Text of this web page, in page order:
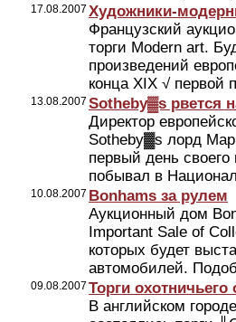
17.08.2007 Художники-
Французский
торги Modern art.
произведений
конца XIX √ первой
13.08.2007 Sotheby▓s рвется
Директор
Sotheby▓s лорд
первый день
побывал в
10.08.2007 Bonhams за рулем
Аукционный дом
Important Sale of
которых будет
автомобилей.
09.08.2007 Торги
В английском